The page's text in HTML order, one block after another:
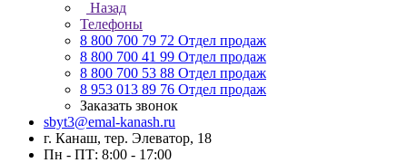
Назад
Телефоны
8 800 700 79 72 Отдел продаж
8 800 700 41 99 Отдел продаж
8 800 700 53 88 Отдел продаж
8 953 013 89 76 Отдел продаж
Заказать звонок
sbyt3@emal-kanash.ru
г. Канаш, тер. Элеватор, 18
Пн - ПТ: 8:00 - 17:00